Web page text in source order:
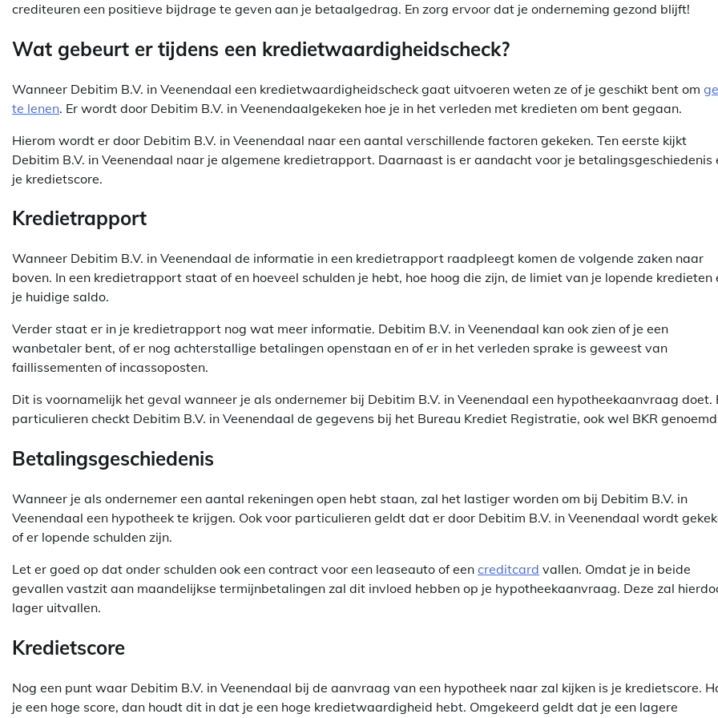
crediteuren een positieve bijdrage te geven aan je betaalgedrag. En zorg ervoor dat je onderneming gezond blijft!
Wat gebeurt er tijdens een kredietwaardigheidscheck?
Wanneer Debitim B.V. in Veenendaal een kredietwaardigheidscheck gaat uitvoeren weten ze of je geschikt bent om
te lenen. Er wordt door Debitim B.V. in Veenendaalgekeken hoe je in het verleden met kredieten om bent gegaan.
Hierom wordt er door Debitim B.V. in Veenendaal naar een aantal verschillende factoren gekeken. Ten eerste kijkt
Debitim B.V. in Veenendaal naar je algemene kredietrapport. Daarnaast is er aandacht voor je betalingsgeschiedenis
je kredietscore.
Kredietrapport
Wanneer Debitim B.V. in Veenendaal de informatie in een kredietrapport raadpleegt komen de volgende zaken naar
boven. In een kredietrapport staat of en hoeveel schulden je hebt, hoe hoog die zijn, de limiet van je lopende kredieten
je huidige saldo.
Verder staat er in je kredietrapport nog wat meer informatie. Debitim B.V. in Veenendaal kan ook zien of je een
wanbetaler bent, of er nog achterstallige betalingen openstaan en of er in het verleden sprake is geweest van
faillissementen of incassoposten.
Dit is voornamelijk het geval wanneer je als ondernemer bij Debitim B.V. in Veenendaal een hypotheekaanvraag doet.
particulieren checkt Debitim B.V. in Veenendaal de gegevens bij het Bureau Krediet Registratie, ook wel BKR
Betalingsgeschiedenis
Wanneer je als ondernemer een aantal rekeningen open hebt staan, zal het lastiger worden om bij Debitim B.V. in
Veenendaal een hypotheek te krijgen. Ook voor particulieren geldt dat er door Debitim B.V. in Veenendaal wordt
of er lopende schulden zijn.
Let er goed op dat onder schulden ook een contract voor een leaseauto of een creditcard vallen. Omdat je in beide
gevallen vastzit aan maandelijkse termijnbetalingen zal dit invloed hebben op je hypotheekaanvraag. Deze zal
lager uitvallen.
Kredietscore
Nog een punt waar Debitim B.V. in Veenendaal bij de aanvraag van een hypotheek naar zal kijken is je kredietscore.
je een hoge score, dan houdt dit in dat je een hoge kredietwaardigheid hebt. Omgekeerd geldt dat je een lagere